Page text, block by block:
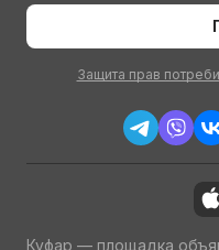
Защита прав
Куфар — площадка